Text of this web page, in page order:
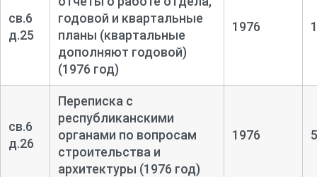
св.6
д.25
годовой и квартальные
планы (квартальные
дополняют годовой)
(1976 год)
1976
св.6
д.26
Переписка с
республиканскими
органами по вопросам
строительства и
архитектуры (1976 год)
1976